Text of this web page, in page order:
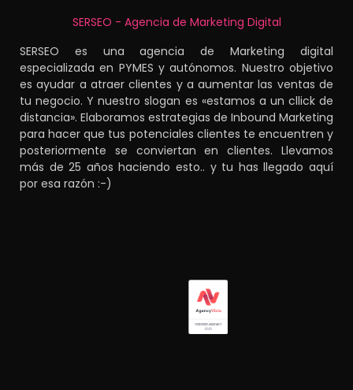
SERSEO - Agencia de Marketing Digital
SERSEO es una agencia de Marketing digital
especializada en PYMES y autónomos. Nuestro objetivo
es ayudar a atraer clientes y a aumentar las ventas de
tu negocio. Y nuestro slogan es «estamos a un cllick de
distancia». Elaboramos estrategias de Inbound Marketing
para hacer que tus potenciales clientes te encuentren y
posteriormente se conviertan en clientes. Llevamos
más de 25 años haciendo esto.. y tu has llegado aquí
por esa razón :-)